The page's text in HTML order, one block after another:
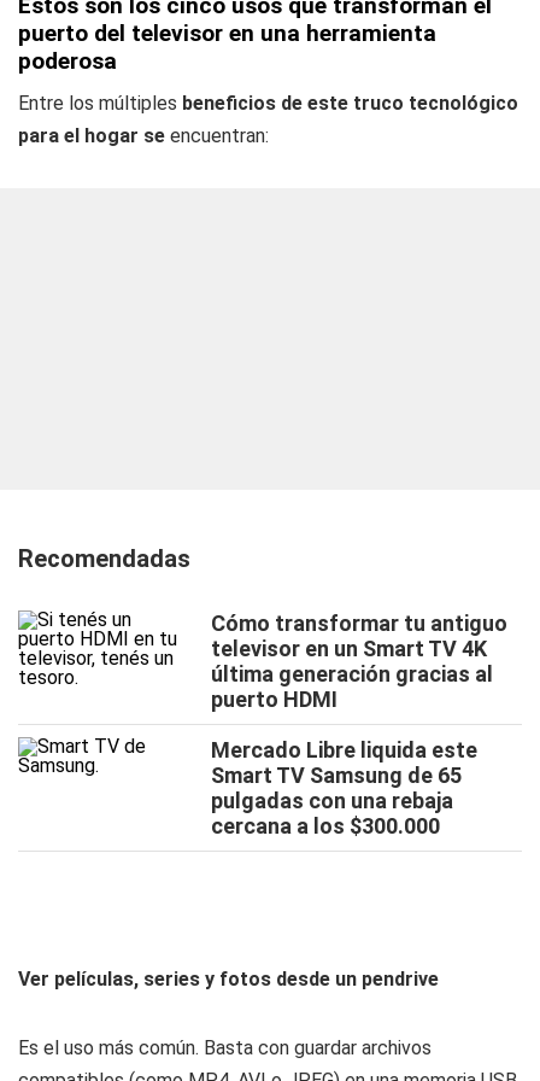
puerto del televisor en una herramienta
poderosa
Entre los múltiples beneficios de este truco tecnológico
para el hogar se encuentran:
Recomendadas
Cómo transformar tu antiguo
televisor en un Smart TV 4K
última generación gracias al
puerto HDMI
Mercado Libre liquida este
Smart TV Samsung de 65
pulgadas con una rebaja
cercana a los $300.000
Ver películas, series y fotos desde un pendrive
Es el uso más común. Basta con guardar archivos